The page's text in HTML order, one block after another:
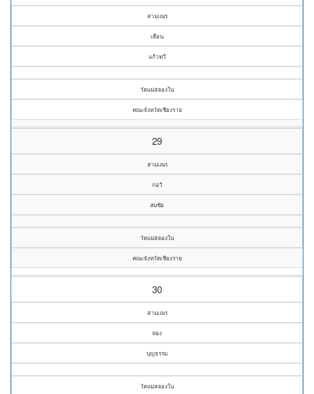
สามเณร
เดือน
แก้วทวี
วัดแม่สลองใน
คณะจังหวัดเชียงราย
29
สามเณร
กอวิ
สมชัย
วัดแม่สลองใน
คณะจังหวัดเชียงราย
30
สามเณร
หอง
บุญธรรม
วัดแม่สลองใน